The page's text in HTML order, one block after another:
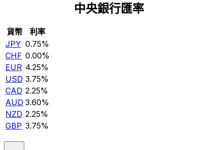
中央銀行匯率
貨幣
利率
JPY 0.75%
CHF 0.00%
EUR 4.25%
USD 3.75%
CAD 2.25%
AUD 3.60%
NZD 2.25%
GBP 3.75%